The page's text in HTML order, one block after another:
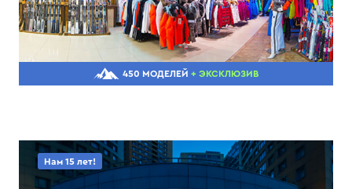
450 МОДЕЛЕЙ + ЭКСКЛЮЗИВ
Нам 15 лет!